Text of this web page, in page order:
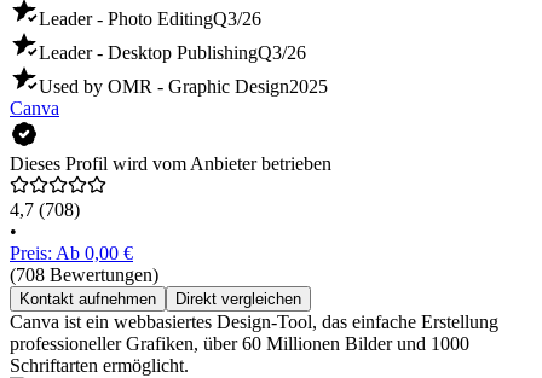
Leader - Photo EditingQ3/26
Leader - Desktop PublishingQ3/26
Used by OMR - Graphic Design2025
Canva
Dieses Profil wird vom Anbieter betrieben
4,7 (708)
•
Preis: Ab 0,00 €
(708 Bewertungen)
Kontakt aufnehmen Direkt vergleichen
Canva ist ein webbasiertes Design-Tool, das einfache Erstellung
professioneller Grafiken, über 60 Millionen Bilder und 1000
Schriftarten ermöglicht.